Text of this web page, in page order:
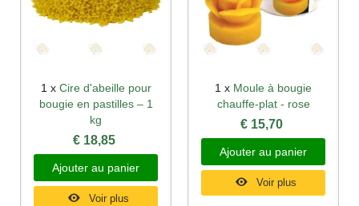
1 x Cire d'abeille pour
bougie en pastilles – 1
kg
€ 18,85
Ajouter au panier
Voir plus
1 x Moule à bougie
chauffe-plat - rose
€ 15,70
Ajouter au panier
Voir plus